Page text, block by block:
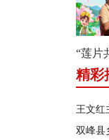
精彩
王文红
双峰县